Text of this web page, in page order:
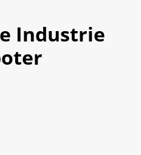
Industrie